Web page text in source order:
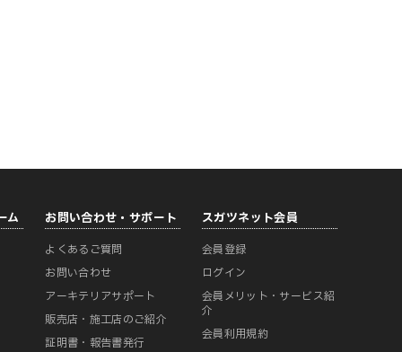
ム お問い合わせ・サポート
よくあるご質問
お問い合わせ
アーキテリアサポート
販売店・施工店のご紹介
証明書・報告書発行
スガツネット会員
会員登録
ログイン
会員メリット・サービス紹
介
会員利用規約